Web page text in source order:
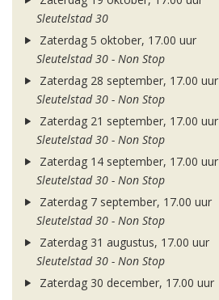
Sleutelstad 30
Zaterdag 5 oktober, 17.00 uur
Sleutelstad 30 - Non Stop
Zaterdag 28 september, 17.00 uur
Sleutelstad 30 - Non Stop
Zaterdag 21 september, 17.00 uur
Sleutelstad 30 - Non Stop
Zaterdag 14 september, 17.00 uur
Sleutelstad 30 - Non Stop
Zaterdag 7 september, 17.00 uur
Sleutelstad 30 - Non Stop
Zaterdag 31 augustus, 17.00 uur
Sleutelstad 30 - Non Stop
Zaterdag 30 december, 17.00 uur